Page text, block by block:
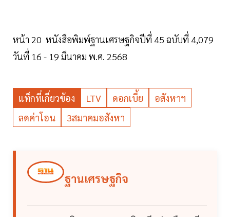
หน้า 20 หนังสือพิมพ์ฐานเศรษฐกิจปีที่ 45 ฉบับที่ 4,079
วันที่ 16 - 19 มีนาคม พ.ศ. 2568
แท็กที่เกี่ยวข้อง LTV ดอกเบี้ย
อสังหาฯ
ลดค่าโอน
3สมาคมอสังหา
ฐานเศรษฐกิจ